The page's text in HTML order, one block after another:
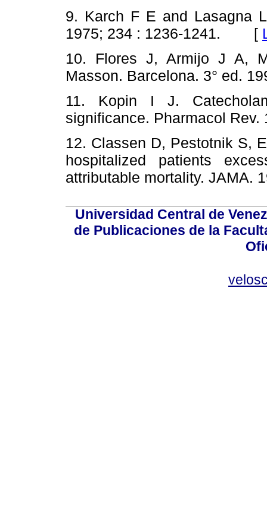
9. Karch F E and Lasagna
1975; 234 : 1236-1241. [
10. Flores J, Armijo J A,
Masson. Barcelona. 3°
11. Kopin I J.
significance. Pharmacol
12. Classen D, Pestotnik S,
hospitalized patients
attributable mortality.
Universidad Central de
de Publicaciones de la